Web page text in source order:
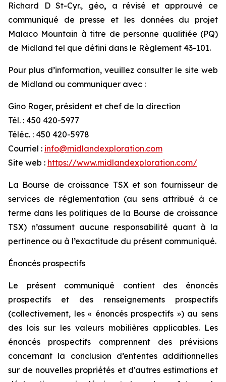
Richard D St-Cyr., géo, a révisé et approuvé ce
communiqué de presse et les données du projet
Malaco Mountain à titre de personne qualifiée (PQ)
de Midland tel que défini dans le Règlement 43-101.
Pour plus d’information, veuillez consulter le site web
de Midland ou communiquer avec :
Gino Roger, président et chef de la direction
Tél. : 450 420-5977
Téléc. : 450 420-5978
Courriel : info@midlandexploration.com
Site web : https://www.midlandexploration.com/
La Bourse de croissance TSX et son fournisseur de
services de réglementation (au sens attribué à ce
terme dans les politiques de la Bourse de croissance
TSX) n’assument aucune responsabilité quant à la
pertinence ou à l’exactitude du présent communiqué.
Énoncés prospectifs
Le présent communiqué contient des énoncés
prospectifs et des renseignements prospectifs
(collectivement, les « énoncés prospectifs ») au sens
des lois sur les valeurs mobilières applicables. Les
énoncés prospectifs comprennent des prévisions
concernant la conclusion d’ententes additionnelles
sur de nouvelles propriétés et d'autres estimations et